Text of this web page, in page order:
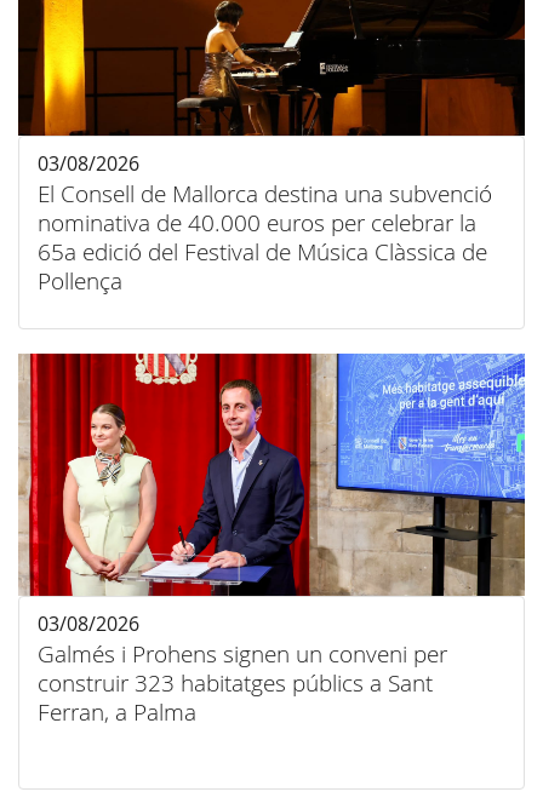
El Consell de Mallorca destina una subvenció
nominativa de 40.000 euros per celebrar la
65a edició del Festival de Música Clàssica de
Pollença
03/08/2026
Galmés i Prohens signen un conveni per
construir 323 habitatges públics a Sant
Ferran, a Palma
03/08/2026